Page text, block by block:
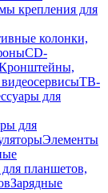
крепления для
колонки,
CD-
ТВ-
для
для
Элементы
планшетов,
Зарядные